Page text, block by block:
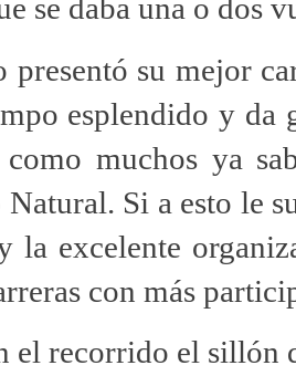
se daba una o dos
su mejor
esplendido y da
como muchos ya
Si a esto le
la excelente
con más
recorrido el sillón